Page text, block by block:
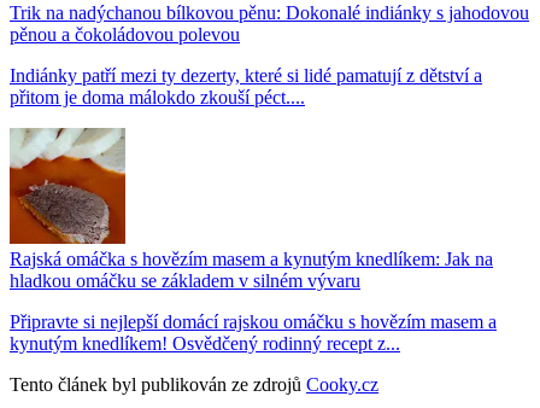
Trik na nadýchanou bílkovou pěnu: Dokonalé indiánky s jahodovou
pěnou a čokoládovou polevou
Indiánky patří mezi ty dezerty, které si lidé pamatují z dětství a
přitom je doma málokdo zkouší péct....
Rajská omáčka s hovězím masem a kynutým knedlíkem: Jak na
hladkou omáčku se základem v silném vývaru
Připravte si nejlepší domácí rajskou omáčku s hovězím masem a
kynutým knedlíkem! Osvědčený rodinný recept z...
Tento článek byl publikován ze zdrojů Cooky.cz